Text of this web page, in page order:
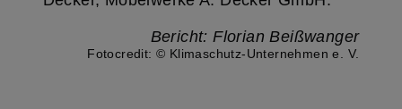
Bericht: Florian Beißwanger
Fotocredit: © Klimaschutz-Unternehmen e. V.